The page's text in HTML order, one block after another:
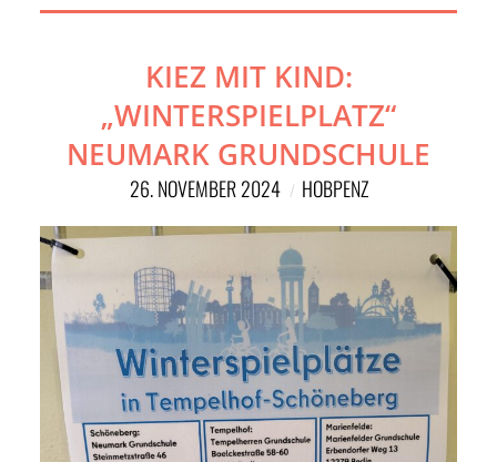
KIEZ MIT KIND:
„WINTERSPIELPLATZ“
NEUMARK GRUNDSCHULE
26. NOVEMBER 2024 HOBPENZ